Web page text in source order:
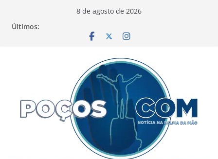
8 de agosto de 2026
Últimos: